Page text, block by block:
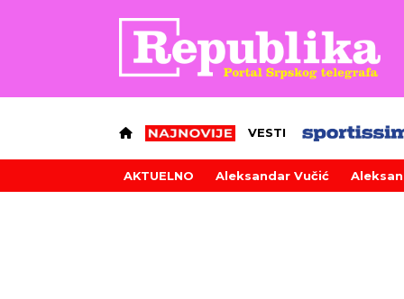
VESTI
AKTUELNO Aleksandar Vučić